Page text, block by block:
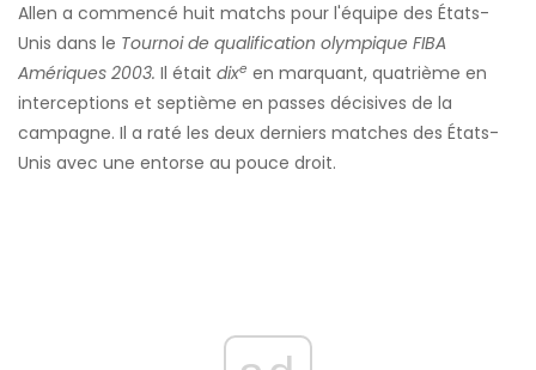
Allen a commencé huit matchs pour l'équipe des États-
Unis dans le Tournoi de qualification olympique FIBA ​​
Amériques 2003. Il était dixe en marquant, quatrième en
interceptions et septième en passes décisives de la
campagne. Il a raté les deux derniers matches des États-
Unis avec une entorse au pouce droit.